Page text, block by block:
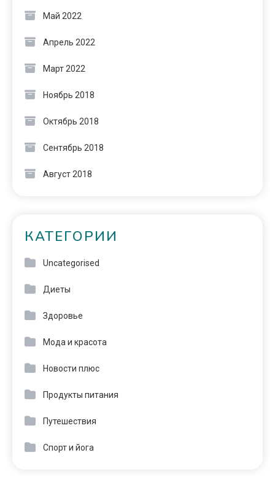
Май 2022
Апрель 2022
Март 2022
Ноябрь 2018
Октябрь 2018
Сентябрь 2018
Август 2018
КАТЕГОРИИ
Uncategorised
Диеты
Здоровье
Мода и красота
Новости плюс
Продукты питания
Путешествия
Спорт и йога